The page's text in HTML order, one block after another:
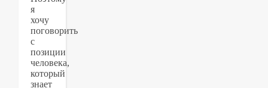
я
хочу
поговорить
с
позиции
человека,
который
знает